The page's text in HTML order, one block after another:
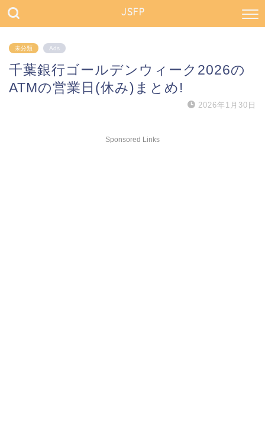
JSFP
未分類 Ads
千葉銀行ゴールデンウィーク2026の
ATMの営業日(休み)まとめ!
2026年1月30日
Sponsored Links